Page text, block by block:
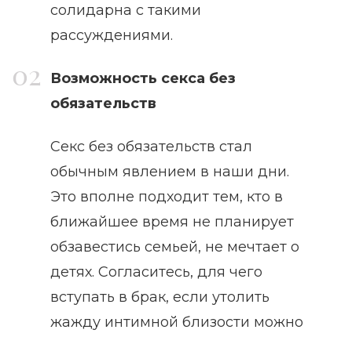
солидарна с такими
рассуждениями.
Возможность секса без
обязательств
Секс без обязательств стал
обычным явлением в наши дни.
Это вполне подходит тем, кто в
ближайшее время не планирует
обзавестись семьей, не мечтает о
детях. Согласитесь, для чего
вступать в брак, если утолить
жажду интимной близости можно